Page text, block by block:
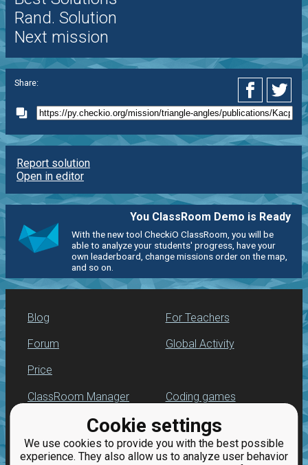
Cookie settings
We use cookies to provide you with the best possible
experience. They also allow us to analyze user behavior
Rand. Solution
Next mission
Share:
Report solution
Open in editor
You ClassRoom Demo is Ready
With the new tool CheckiO ClassRoom, you will be
able to analyze your students' progress, have your
own leaderboard, change missions order on the map,
and so on.
Blog
Forum
Price
For Teachers
Global Activity
ClassRoom Manager
Leaderboard
Jobs
Coding games
Python programming
for beginners